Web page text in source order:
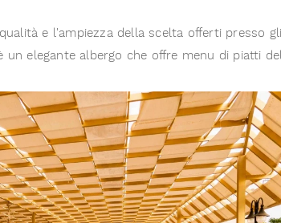
e l'ampiezza della scelta offerti presso
un elegante albergo che offre menu di piatti